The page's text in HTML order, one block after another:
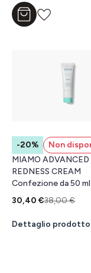
Aggiungi al
-20%
Non
MIAMO
REDNESS CREAM
Confezione da 50 ml
30,40 €38,00 €
Dettaglio prodotto